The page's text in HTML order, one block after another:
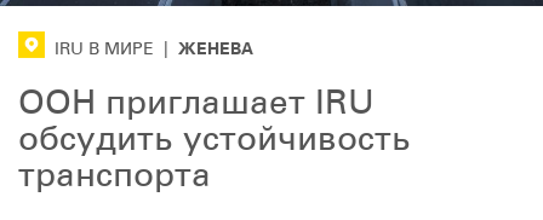
IRU В МИРЕ ЖЕНЕВА
ООН приглашает IRU
обсудить устойчивость
транспорта